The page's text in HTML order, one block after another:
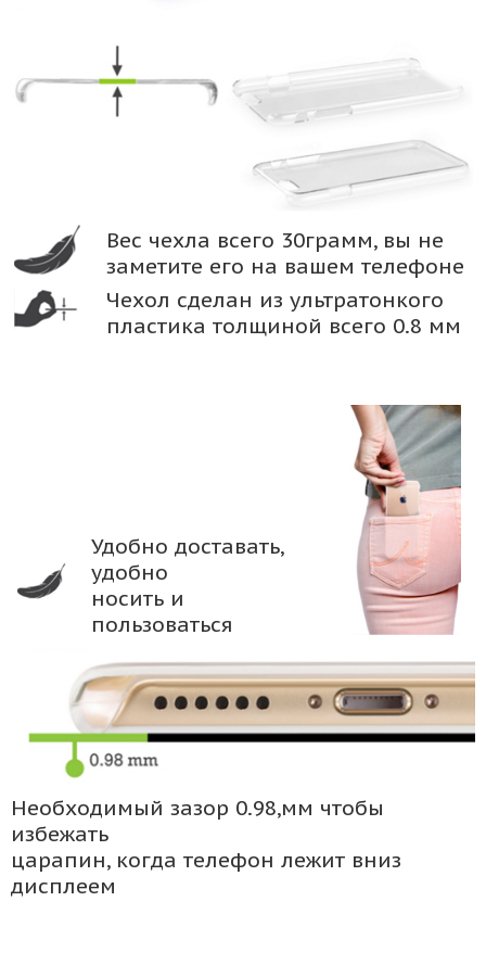
Вес чехла всего 30грамм, вы не
заметите его на вашем телефоне
Чехол сделан из ультратонкого
пластика толщиной всего 0.8 мм
Удобно доставать,
удобно
носить и
пользоваться
Необходимый зазор 0.98,мм чтобы
избежать
царапин, когда телефон лежит вниз
дисплеем